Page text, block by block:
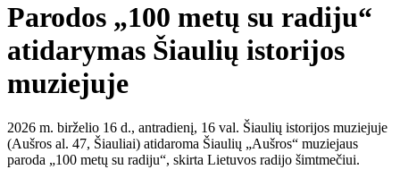
Parodos „100 metų su radiju“
atidarymas Šiaulių istorijos
muziejuje
2026 m. birželio 16 d., antradienį, 16 val. Šiaulių istorijos muziejuje
(Aušros al. 47, Šiauliai) atidaroma Šiaulių „Aušros“ muziejaus
paroda „100 metų su radiju“, skirta Lietuvos radijo šimtmečiui.